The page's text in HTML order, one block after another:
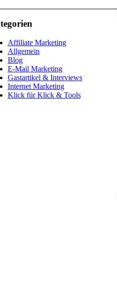
Affiliate Marketing
Allgemein
Blog
E-Mail Marketing
Gastartikel & Interviews
Internet Marketing
Klick für Klick & Tools